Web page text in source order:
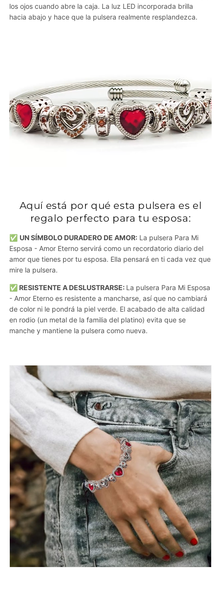
los ojos cuando abre la caja. La luz LED incorporada brilla
hacia abajo y hace que la pulsera realmente resplandezca.
Aquí está por qué esta pulsera es el
regalo perfecto para tu esposa:
✅ UN SÍMBOLO DURADERO DE AMOR: La pulsera Para Mi
Esposa - Amor Eterno servirá como un recordatorio diario del
amor que tienes por tu esposa. Ella pensará en ti cada vez que
mire la pulsera.
✅ RESISTENTE A DESLUSTRARSE: La pulsera Para Mi Esposa
- Amor Eterno es resistente a mancharse, así que no cambiará
de color ni le pondrá la piel verde. El acabado de alta calidad
en rodio (un metal de la familia del platino) evita que se
manche y mantiene la pulsera como nueva.